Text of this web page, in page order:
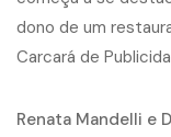
Renata Mandelli e